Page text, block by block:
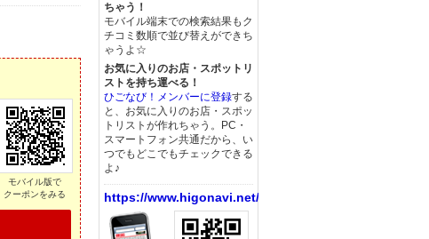
モバイル版で
クーポンをみる
ちゃう！
モバイル端末での検索結果もク
チコミ数順で並び替えができち
ゃうよ☆
お気に入りのお店・スポットリ
ストを持ち運べる！
ひごなび！メンバーに登録する
と、お気に入りのお店・スポッ
トリストが作れちゃう。PC・
スマートフォン共通だから、い
つでもどこでもチェックできる
よ♪
https://www.higonavi.net/